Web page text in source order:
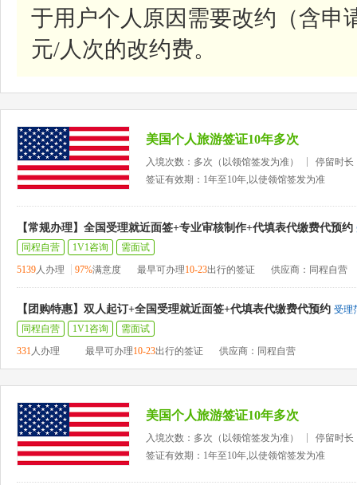
于用户个人原因需要改约（含申
元/人次的改约费。
美国个人旅游签证10年多次
入境次数：多次（以领馆签发为准）
停留时长
签证有效期：1年至10年,以使领馆签发为准
【常规办理】全国受理就近面签+专业审核制作+代填表代缴费代预约
同程自营
1V1咨询
需面试
5139人办理 97%满意度 最早可办理10-23出行的签证 供应商：同程自营
【团购特惠】双人起订+全国受理就近面签+代填表代缴费代预约 受理
同程自营
1V1咨询
需面试
331人办理 最早可办理10-23出行的签证 供应商：同程自营
美国个人旅游签证10年多次
入境次数：多次（以领馆签发为准）
停留时长
签证有效期：1年至10年,以使领馆签发为准